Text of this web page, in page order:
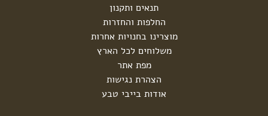
תנאים ותקנון
החלפות והחזרות
מוצרינו בחנויות אחרות
משלוחים לכל הארץ
מפת אתר
הצהרת נגישות
אודות בייבי טבע